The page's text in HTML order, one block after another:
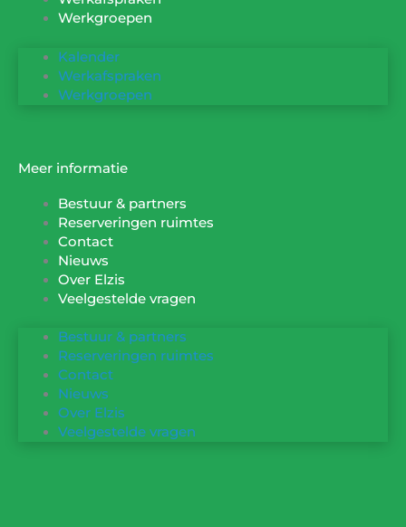
Werkgroepen
Kalender
Werkafspraken
Werkgroepen
Meer informatie
Bestuur & partners
Reserveringen ruimtes
Contact
Nieuws
Over Elzis
Veelgestelde vragen
Bestuur & partners
Reserveringen ruimtes
Contact
Nieuws
Over Elzis
Veelgestelde vragen